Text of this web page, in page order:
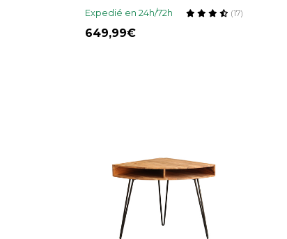
L140-218 cm MAX
Expedié en 24h/72h (17)
649,99